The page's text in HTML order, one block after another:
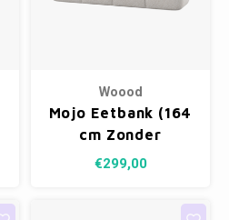
Woood
Mojo Eetbank (164
cm Zonder
Rugleuning) -
€299,00